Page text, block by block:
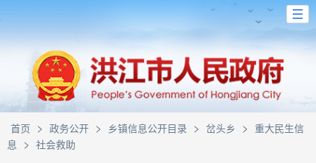
首页 > 政务公开 > 乡镇信息公开目录 > 岔头乡 > 重大民生信
息 > 社会救助